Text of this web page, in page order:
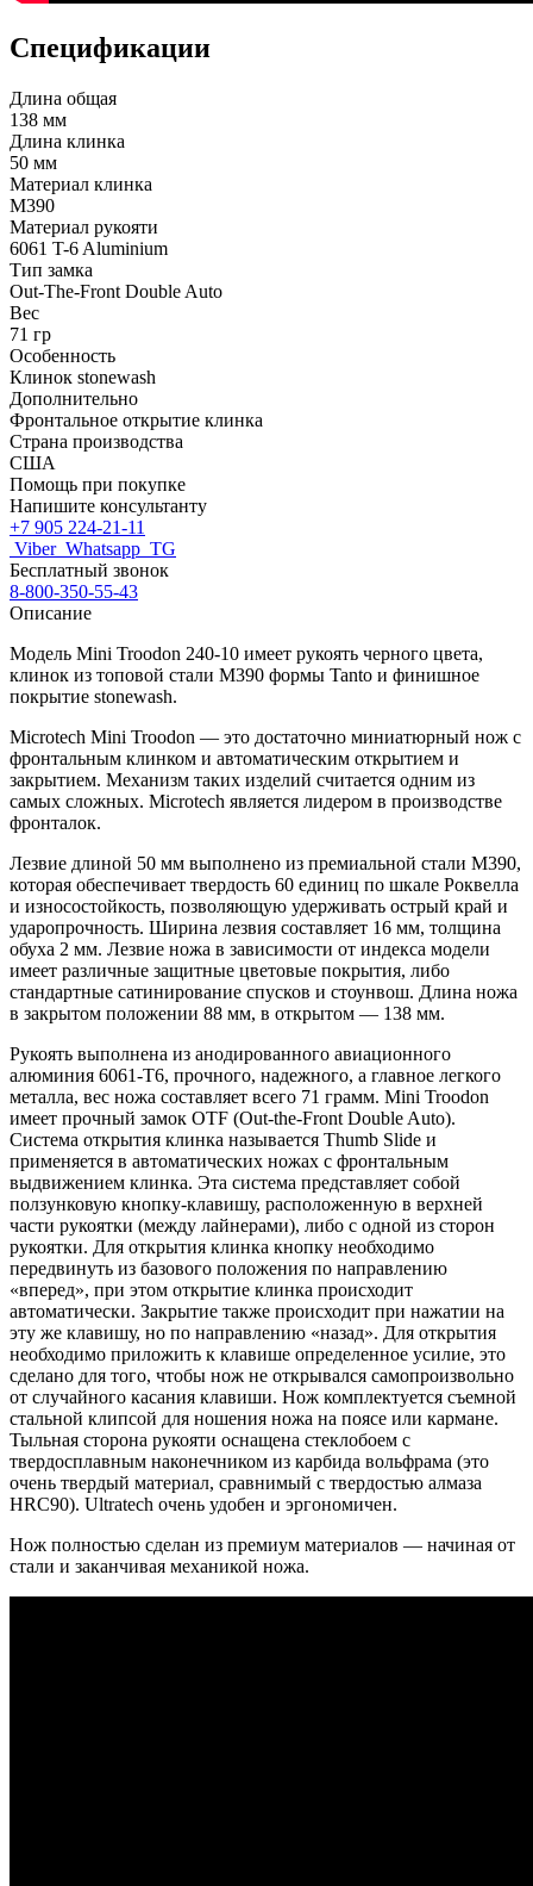
Спецификации
Длина общая
138 мм
Длина клинка
50 мм
Материал клинка
M390
Материал рукояти
6061 T-6 Aluminium
Тип замка
Out-The-Front Double Auto
Вес
71 гр
Особенность
Клинок stonewash
Дополнительно
Фронтальное открытие клинка
Страна производства
США
Помощь при покупке
Напишите консультанту
+7 905 224-21-11
Viber Whatsapp TG
Бесплатный звонок
8-800-350-55-43
Описание
Модель Mini Troodon 240-10 имеет рукоять черного цвета,
клинок из топовой стали M390 формы Tanto и финишное
покрытие stonewash.
Microtech Mini Troodon — это достаточно миниатюрный нож с
фронтальным клинком и автоматическим открытием и
закрытием. Механизм таких изделий считается одним из
самых сложных. Microtech является лидером в производстве
фронталок.
Лезвие длиной 50 мм выполнено из премиальной стали M390,
которая обеспечивает твердость 60 единиц по шкале Роквелла
и износостойкость, позволяющую удерживать острый край и
ударопрочность. Ширина лезвия составляет 16 мм, толщина
обуха 2 мм. Лезвие ножа в зависимости от индекса модели
имеет различные защитные цветовые покрытия, либо
стандартные сатинирование спусков и стоунвош. Длина ножа
в закрытом положении 88 мм, в открытом — 138 мм.
Рукоять выполнена из анодированного авиационного
алюминия 6061-T6, прочного, надежного, а главное легкого
металла, вес ножа составляет всего 71 грамм. Mini Troodon
имеет прочный замок OTF (Out-the-Front Double Auto).
Система открытия клинка называется Thumb Slide и
применяется в автоматических ножах с фронтальным
выдвижением клинка. Эта система представляет собой
ползунковую кнопку-клавишу, расположенную в верхней
части рукоятки (между лайнерами), либо с одной из сторон
рукоятки. Для открытия клинка кнопку необходимо
передвинуть из базового положения по направлению
«вперед», при этом открытие клинка происходит
автоматически. Закрытие также происходит при нажатии на
эту же клавишу, но по направлению «назад». Для открытия
необходимо приложить к клавише определенное усилие, это
сделано для того, чтобы нож не открывался самопроизвольно
от случайного касания клавиши. Нож комплектуется съемной
стальной клипсой для ношения ножа на поясе или кармане.
Тыльная сторона рукояти оснащена стеклобоем с
твердосплавным наконечником из карбида вольфрама (это
очень твердый материал, сравнимый с твердостью алмаза
HRC90). Ultratech очень удобен и эргономичен.
Нож полностью сделан из премиум материалов — начиная от
стали и заканчивая механикой ножа.